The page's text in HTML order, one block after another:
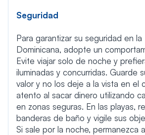
Seguridad
Para garantizar su seguridad en la
Dominicana, adopte un
Evite viajar solo de noche y
iluminadas y concurridas. Guarde
valor y no los deje a la vista en el
atento al sacar dinero utilizando
en zonas seguras. En las playas,
banderas de baño y vigile sus
Si sale por la noche, permanezca